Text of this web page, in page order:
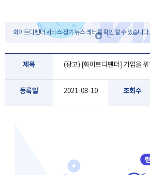
화이트디펜더 서비스 정기 뉴스 레터를 확인 할 수 있습니다.
제목
등록일 2021-08-10 조회수